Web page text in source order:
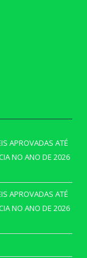
APROVADAS ATÉ
NO ANO DE 2026
APROVADAS ATÉ
NO ANO DE 2026